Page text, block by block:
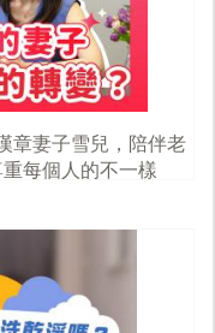
章妻子雪兒，陪伴老
每個人的不一樣